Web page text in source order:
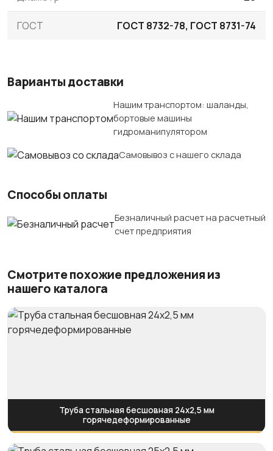
ГОСТ ГОСТ 8732-78, ГОСТ 8731-74
Варианты доставки
Нашим транспортом: шаланды,
бортовые машины
гидроманипулятором
Самовывоз с нашего склада
Способы оплаты
Безналичный расчет на расчетный
счет предприятия
Смотрите похожие предложения из
нашего каталога
Труба стальная бесшовная 24х2,5 мм
горячедеформированные